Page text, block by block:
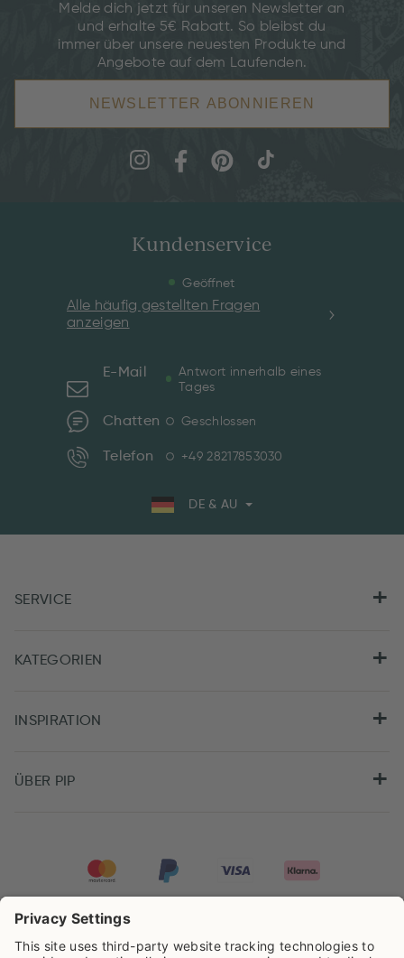
Melde dich jetzt für unseren Newsletter an
und erhalte 5€ Rabatt. So bleibst du
immer über unsere neuesten Produkte und
Angebote auf dem Laufenden.
NEWSLETTER ABONNIEREN
Kundenservice
Geöffnet
Alle häufig gestellten Fragen
anzeigen
E-Mail
Antwort innerhalb eines
Tages
Chatten Geschlossen
Telefon +49 28217853030
DE & AU
SERVICE
KATEGORIEN
INSPIRATION
ÜBER PIP